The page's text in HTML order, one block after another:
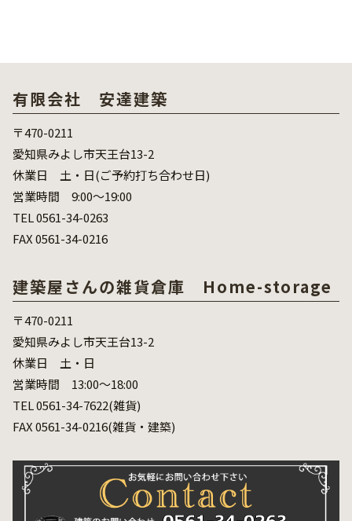
有限会社 安達建築
〒470-0211
愛知県みよし市天王台13-2
休業日 土・日(ご予約打ち合わせ日)
営業時間 9:00～19:00
TEL 0561-34-0263
FAX 0561-34-0216
建築屋さんの雑貨倉庫 Home-storage
〒470-0211
愛知県みよし市天王台13-2
休業日 土・日
営業時間 13:00～18:00
TEL 0561-34-7622(雑貨)
FAX 0561-34-0216(雑貨・建築)